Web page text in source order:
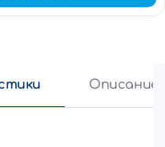
Описание